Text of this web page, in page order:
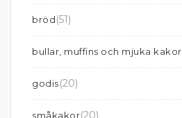
bröd(51)
bullar, muffins och mjuka kakor
godis(20)
småkakor(20)